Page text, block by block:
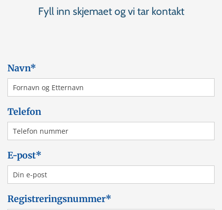
Fyll inn skjemaet og vi tar kontakt
Navn*
Telefon
E-post*
Registreringsnummer*